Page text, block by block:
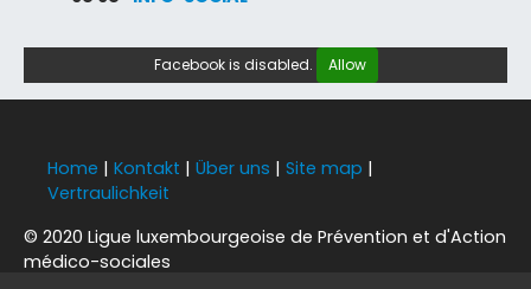
Facebook is disabled. Allow
Home | Kontakt | Über uns | Site map |
Vertraulichkeit
© 2020 Ligue luxembourgeoise de Prévention et d'Action
médico-sociales